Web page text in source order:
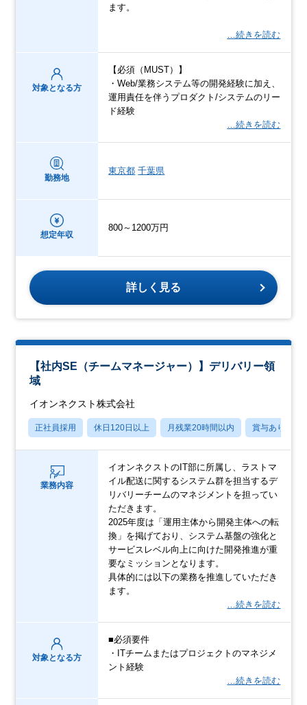
ます。
…続きを読む
対象となる方
【必須（MUST）】
・Web/業務システム等の開発経験に加え、
運用責任を伴うプロダクト/システムのリー
ド経験
…続きを読む
勤務地
東京都 千葉県
想定年収
800～1200万円
詳しく見る
【社内SE（チームマネージャー）】デリバリー領
域
イオンネクスト株式会社
正社員採用 休日120日以上 月残業20時間以内 賞与あり
業務内容
イオンネクストのIT部に所属し、ラストマ
イル配送に関するシステム群を担当するデ
リバリーチームのマネジメントを担ってい
ただきます。
2025年度は「運用主体から開発主体への転
換」を掲げており、システム基盤の強化と
サービスレベル向上に向けた開発推進が重
要なミッションとなります。
具体的には以下の業務を推進していただき
ます。
…続きを読む
対象となる方
■必須要件
・ITチームまたはプロジェクトのマネジメ
ント経験
…続きを読む